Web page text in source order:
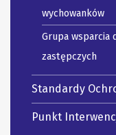
wychowanków
Grupa wsparcia
zastępczych
Standardy
Punkt